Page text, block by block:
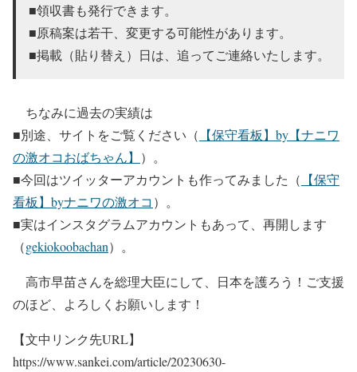
■領収書も発行できます。
■原稿案は若干、変更する可能性があります。
■掲載（貼り替え）日は、追ってご連絡いたします。
ちなみに過去の実績は
■別途、サイトをご覧ください（ 【保守看板】by【ナニワ
の激オコおばちゃん】 ）。
■今回はツイッターアカウントも作ってみました（ 【保守
看板】byナニワの激オコ ）。
■実はインスタグラムアカウントもあって、再開します
（gekiokoobachan）。
高市早苗さんを総理大臣にして、日本を護ろう！ご支援
のほど、よろしくお願いします！
【文中リンク先URL】
https://www.sankei.com/article/20230630-